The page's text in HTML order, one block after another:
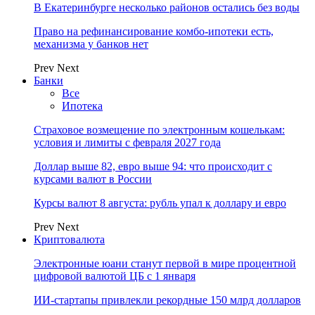
В Екатеринбурге несколько районов остались без воды
Право на рефинансирование комбо-ипотеки есть,
механизма у банков нет
Prev Next
Банки
Все
Ипотека
Страховое возмещение по электронным кошелькам:
условия и лимиты с февраля 2027 года
Доллар выше 82, евро выше 94: что происходит с
курсами валют в России
Курсы валют 8 августа: рубль упал к доллару и евро
Prev Next
Криптовалюта
Электронные юани станут первой в мире процентной
цифровой валютой ЦБ с 1 января
ИИ-стартапы привлекли рекордные 150 млрд долларов